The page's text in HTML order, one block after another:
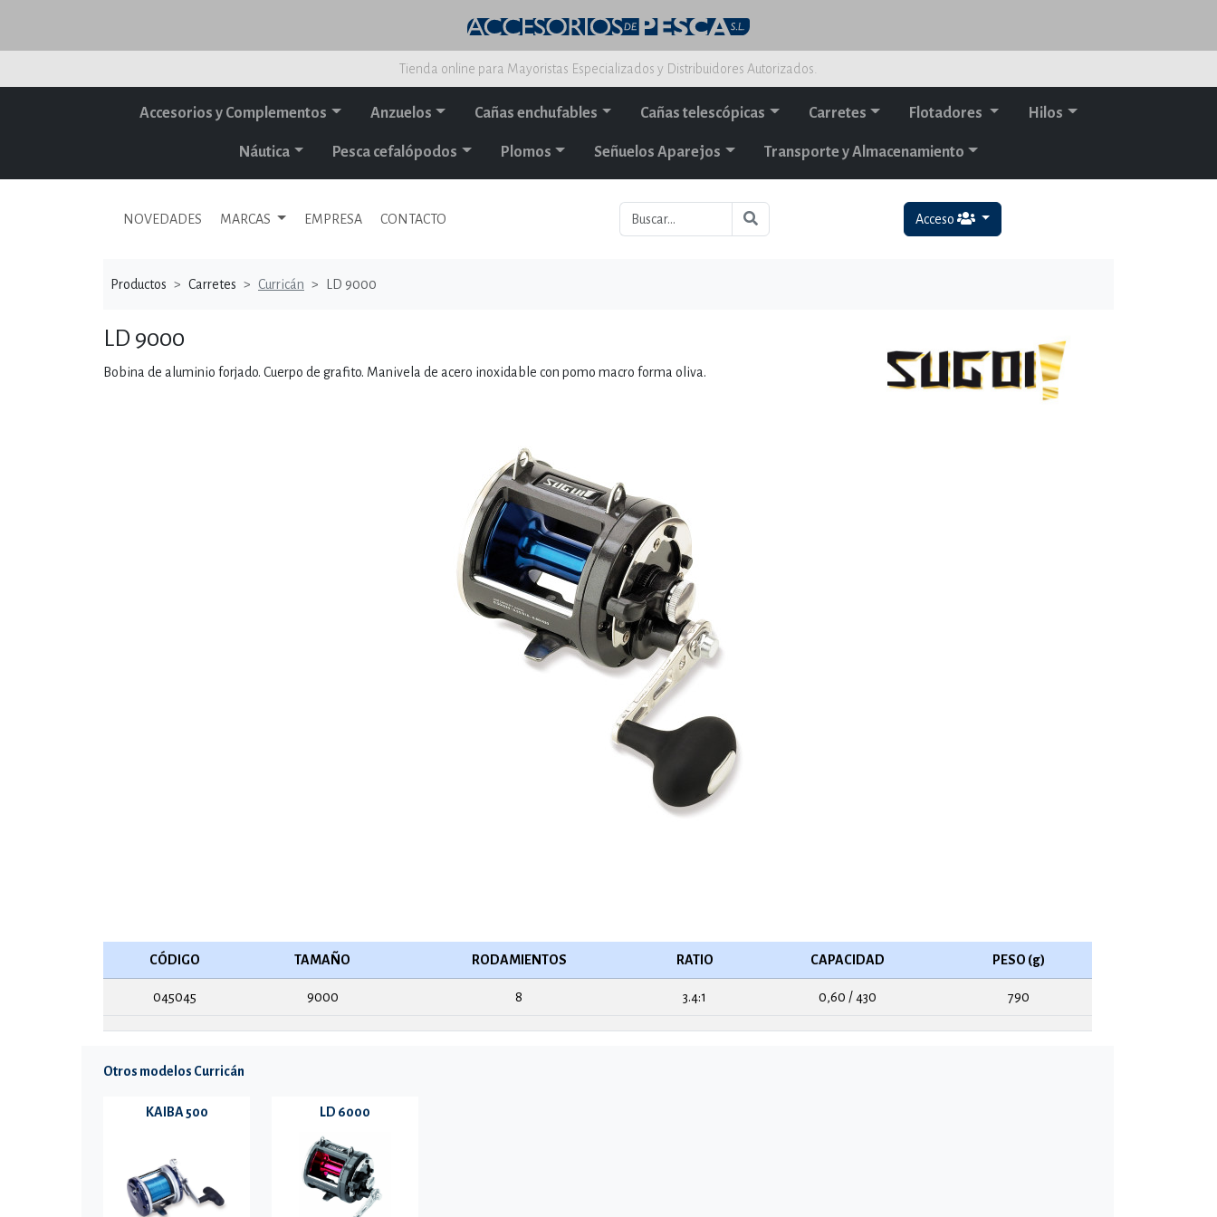
Tienda online para Mayoristas Especializados y Distribuidores Autorizados.
Accesorios y Complementos Anzuelos Cañas enchufables Cañas telescópicas Carretes Flotadores Hilos
Náutica Pesca cefalópodos Plomos Señuelos Aparejos Transporte y Almacenamiento
NOVEDADES MARCAS EMPRESA CONTACTO Acceso
Productos Carretes Curricán LD 9000
LD 9000
Bobina de aluminio forjado. Cuerpo de grafito. Manivela de acero inoxidable con pomo macro forma oliva.
CÓDIGO TAMAÑO RODAMIENTOS RATIO CAPACIDAD PESO (g)
045045 9000 8 3.4:1 0,60 / 430 790
Otros modelos Curricán
KAIBA 500 LD 6000